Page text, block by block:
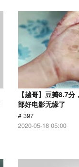
【越哥】豆瓣8.7
部好电影无缘了
# 397
2020-05-18 05:00